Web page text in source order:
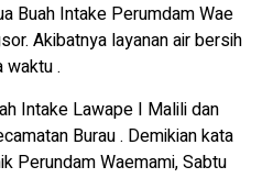
Buah Intake Perumdam Wae
Akibatnya layanan air bersih
waktu .
Intake Lawape I Malili dan
Burau . Demikian kata
Perundam Waemami, Sabtu